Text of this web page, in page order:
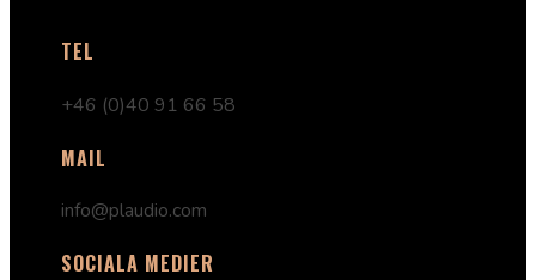
TEL
+46 (0)40 91 66 58
MAIL
info@plaudio.com
SOCIALA MEDIER